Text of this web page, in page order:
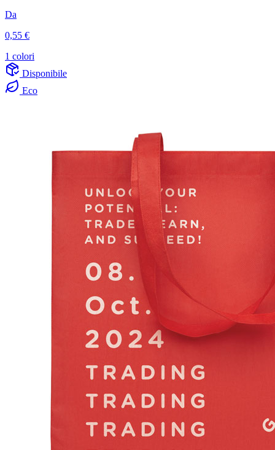
Da
0,55 €
1 colori
Disponibile
Eco